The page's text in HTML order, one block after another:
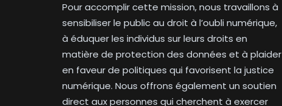
Pour accomplir cette mission, nous travaillons à
sensibiliser le public au droit à l’oubli numérique,
à éduquer les individus sur leurs droits en
matière de protection des données et à plaider
en faveur de politiques qui favorisent la justice
numérique. Nous offrons également un soutien
direct aux personnes qui cherchent à exercer